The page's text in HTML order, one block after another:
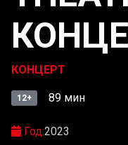
КОНЦЕРТ
12+ 89 мин
Год:2023